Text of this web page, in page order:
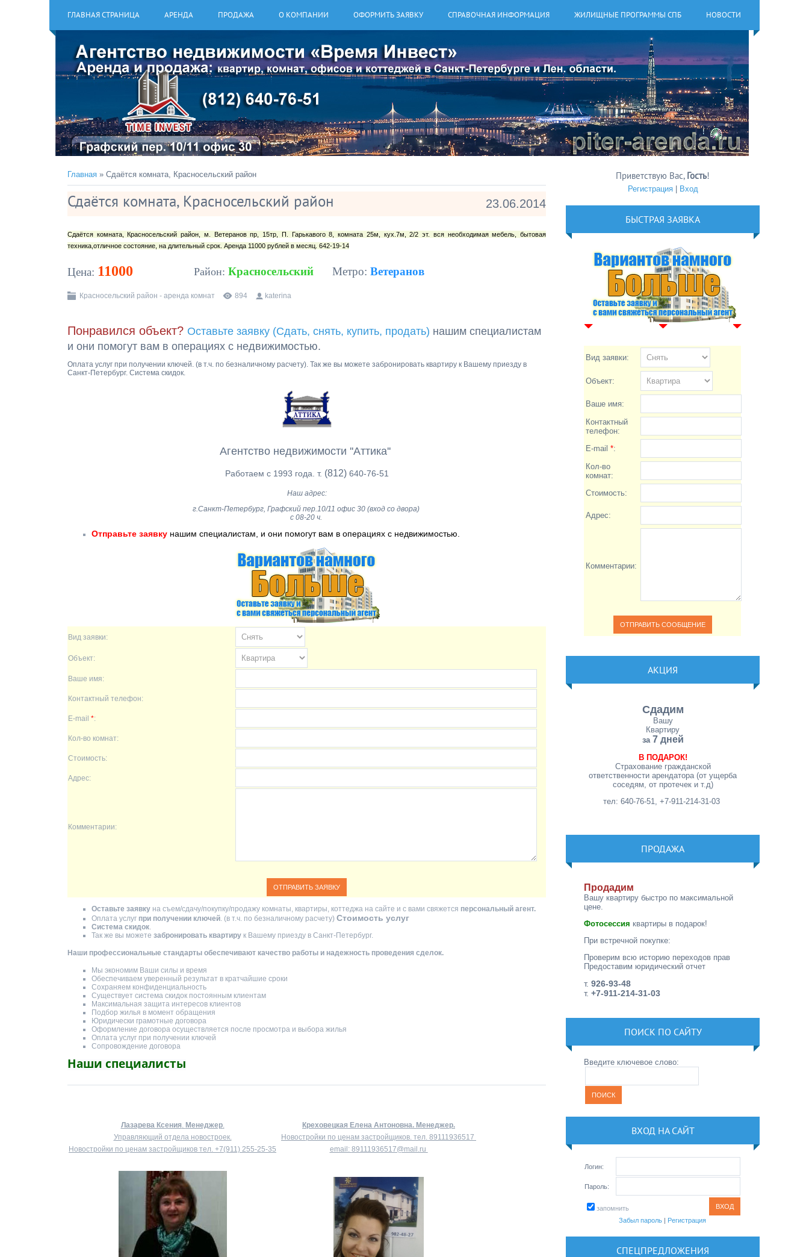
ГЛАВНАЯ СТРАНИЦА АРЕНДА ПРОДАЖА О КОМПАНИИ ОФОРМИТЬ ЗАЯВКУ СПРАВОЧНАЯ ИНФОРМАЦИЯ ЖИЛИЩНЫЕ ПРОГРАММЫ СПБ НОВОСТИ
Главная » Сдаётся комната, Красносельский район
23.06.2014
Сдаётся комната, Красносельский район
Сдаётся комната, Красносельский район, м. Ветеранов пр, 15тр, П. Гарькавого 8, комната 25м, кух.7м, 2/2 эт. вся необходимая мебель, бытовая
техника,отличное состояние, на длительный срок. Аренда 11000 рублей в месяц. 642-19-14
Цена: 11000 Район: Красносельский Метро: Ветеранов
Красносельский район - аренда комнат 894 katerina
Понравился объект? Оставьте заявку (Сдать, снять, купить, продать) нашим специалистам
и они помогут вам в операциях с недвижимостью.
Оплата услуг при получении ключей. (в т.ч. по безналичному расчету). Так же вы можете забронировать квартиру к Вашему приезду в
Санкт-Петербург. Система скидок.
Агентство недвижимости ''Аттика''
Работаем с 1993 года. т. (812)640-76-51
Наш адрес:
г.Санкт-Петербург, Графский пер.10/11 офис 30 (вход со двора)
с 08-20 ч.
Отправьте заявку нашим специалистам, и они помогут вам в операциях с недвижимостью.
Вид заявки:
Объект:
Ваше имя:
Контактный телефон:
E-mail *:
Кол-во комнат:
Стоимость:
Адрес:
Комментарии:
Оставьте заявку на съем/сдачу/покупку/продажу комнаты, квартиры, коттеджа на сайте и с вами свяжется персональный агент.
Оплата услуг при получении ключей. (в т.ч. по безналичному расчету) Стоимость услуг
Система скидок.
Так же вы можете забронировать квартиру к Вашему приезду в Санкт-Петербург.
Наши профессиональные стандарты обеспечивают качество работы и надежность проведения сделок.
Мы экономим Ваши силы и время
Обеспечиваем уверенный результат в кратчайшие сроки
Сохраняем конфиденциальность
Существует система скидок постоянным клиентам
Максимальная защита интересов клиентов
Подбор жилья в момент обращения
Юридически грамотные договора
Оформление договора осуществляется после просмотра и выбора жилья
Оплата услуг при получении ключей
Сопровождение договора
Наши специалисты
Лазарева Ксения. Менеджер.
Управляющий отдела новостроек.
Новостройки по ценам застройщиков тел. +7(911) 255-25-35
Креховецкая Елена Антоновна. Менеджер.
Новостройки по ценам застройщиков. тел. 89111936517
email: 89111936517@mail.ru
Приветствую Вас, Гость!
Регистрация| Вход
БЫСТРАЯ ЗАЯВКА
Вид заявки:
Объект:
Ваше имя:
Контактный
телефон:
E-mail*:
Кол-во
комнат:
Стоимость:
Адрес:
Комментарии:
АКЦИЯ
Сдадим
Вашу
Квартиру
за 7 дней
В ПОДАРОК!
Страхование гражданской
ответственности арендатора (от ущерба
соседям, от протечек и т.д)
тел: 640-76-51, +7-911-214-31-03
ПРОДАЖА
Продадим
Вашу квартиру быстро по максимальной
цене.
Фотосессия квартиры в подарок!
При встречной покупке:
Проверим всю историю переходов прав
Предоставим юридический отчет
т.926-93-48
т.+7-911-214-31-03
ПОИСК ПО САЙТУ
Введите ключевое слово:
ВХОД НА САЙТ
Логин:
Пароль:
запомнить
Забыл пароль | Регистрация
СПЕЦПРЕДЛОЖЕНИЯ